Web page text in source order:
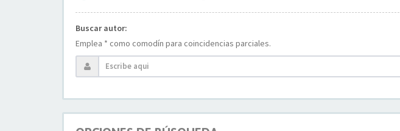
Buscar autor:
Emplea * como comodín para coincidencias parciales.